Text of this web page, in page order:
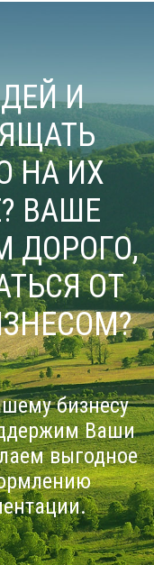
И
НА ИХ
ВАШЕ
ДОРОГО,
ОТ
бизнесу
Ваши
выгодное